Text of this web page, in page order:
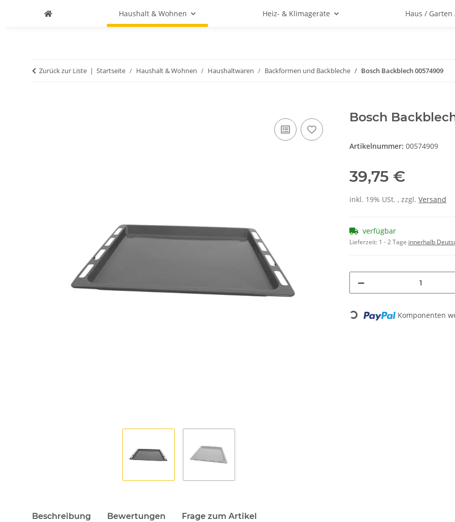
Haushalt & Wohnen Heiz- & Klimageräte Haus / Garten
Zurück zur Liste Startseite Haushalt & Wohnen Haushaltwaren Backformen und Backbleche Bosch Backblech 00574909
Bosch
Artikelnummer: 00574909
39,75 €
inkl. 19% USt. , zzgl. Versand
verfügbar
Lieferzeit: 1 - 2 Tage innerhalb
Loading... Komponenten
Beschreibung Bewertungen Frage zum Artikel